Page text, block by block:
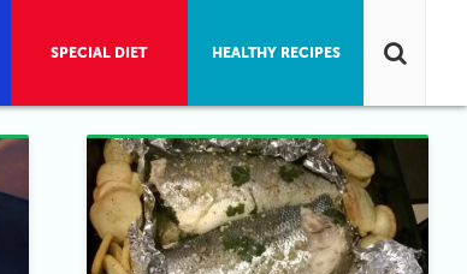
SPECIAL DIET HEALTHY RECIPES